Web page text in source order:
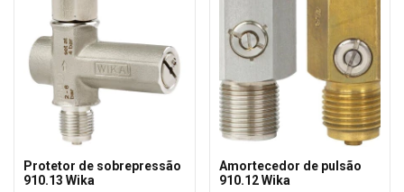
Protetor de sobrepressão
910.13 Wika
Amortecedor de pulsão
910.12 Wika